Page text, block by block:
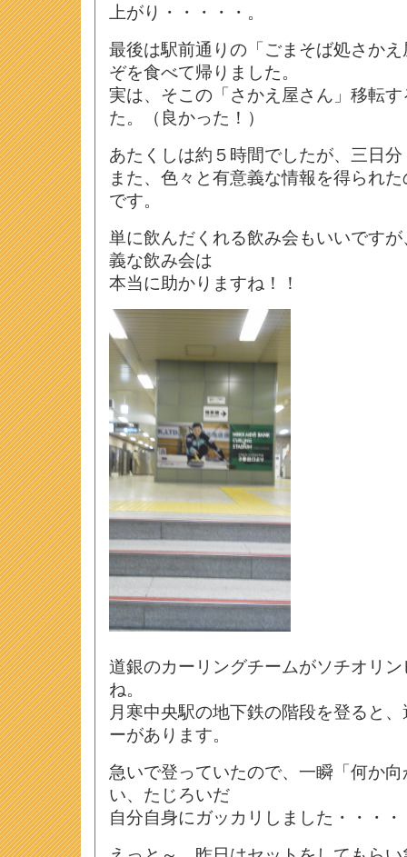
上がり・・・・・。
最後は駅前通りの「ごまそば処さかえ
ぞを食べて帰りました。
実は、そこの「さかえ屋さん」移転
た。（良かった！）
あたくしは約５時間でしたが、三日
また、色々と有意義な情報を得られ
です。
単に飲んだくれる飲み会もいいです
義な飲み会は
本当に助かりますね！！
道銀のカーリングチームがソチオリ
ね。
月寒中央駅の地下鉄の階段を登ると
ーがあります。
急いで登っていたので、一瞬「何か
い、たじろいだ
自分自身にガッカリしました・・・・